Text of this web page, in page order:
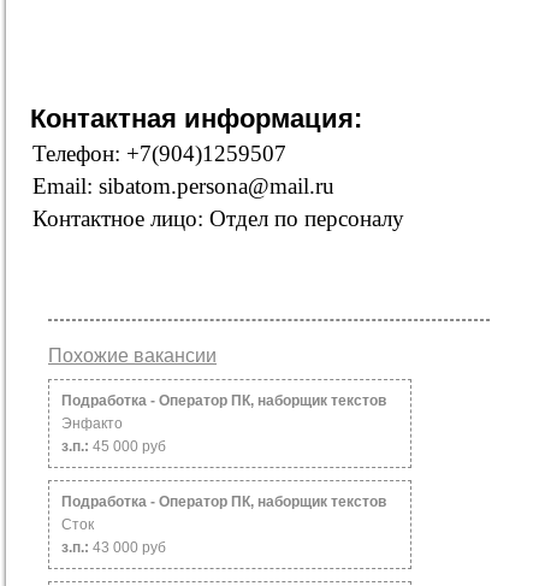
Контактная информация:
Телефон: +7(904)1259507
Email: sibatom.persona@mail.ru
Контактное лицо: Отдел по персоналу
Похожие вакансии
Подработка - Оператор ПК, наборщик текстов
Энфакто
з.п.: 45 000 руб
Подработка - Оператор ПК, наборщик текстов
Сток
з.п.: 43 000 руб